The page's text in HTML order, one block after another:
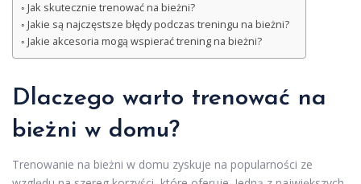
Jak skutecznie trenować na bieżni?
Jakie są najczęstsze błędy podczas treningu na bieżni?
Jakie akcesoria mogą wspierać trening na bieżni?
Dlaczego warto trenować na
bieżni w domu?
Trenowanie na bieżni w domu zyskuje na popularności ze